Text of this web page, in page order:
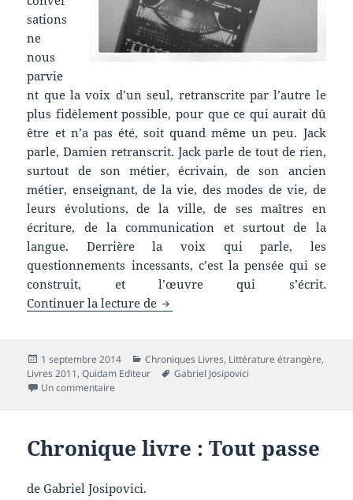
sations
ne
nous
parvie
nt que la voix d’un seul, retranscrite par l’autre le
plus fidèlement possible, pour que ce qui aurait dû
être et n’a pas été, soit quand même un peu. Jack
parle, Damien retranscrit. Jack parle de tout de rien,
surtout de son métier, écrivain, de son ancien
métier, enseignant, de la vie, des modes de vie, de
leurs évolutions, de la ville, de ses maîtres en
écriture, de la communication et surtout de la
langue. Derrière la voix qui parle, les
questionnements incessants, c’est la pensée qui se
construit, et l’œuvre qui s’écrit.
Continuer la lecture de Chronique livre : Moo Pak
Publié
le
1 septembre 2014 Catégories
Chroniques Livres, Littérature étrangère,
Livres 2011,Quidam Editeur
Mots-
Gabriel Josipovici
Un commentaire
Chronique livre : Tout passe
de Gabriel Josipovici.